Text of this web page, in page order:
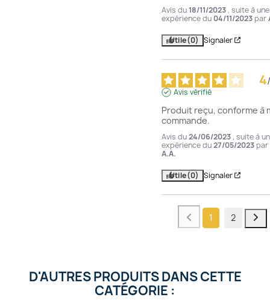
Avis du18/11/2023, suite à une
expérience du 04/11/2023 par
Utile(0) Signaler
4/
Avis vérifié
Produit reçu, conforme à
commande.
Avis du24/06/2023, suite à
expérience du27/05/2023 par
A.A.
Utile(0) Signaler
1 2
D'AUTRES PRODUITS DANS CETTE
CATÉGORIE :